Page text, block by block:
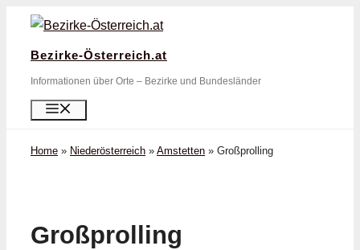
Zum
springen
Bezirke-Österreich.at
Informationen über Orte – Bezirke und Bundesländer
Home » Niederösterreich » Amstetten » Großprolling
Großprolling